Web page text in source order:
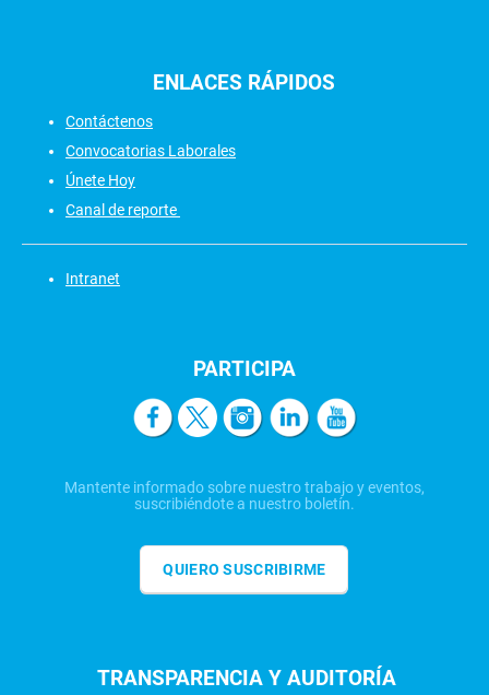
ENLACES RÁPIDOS
Contáctenos
Convocatorias Laborales
Únete Hoy
Canal de reporte
Intranet
PARTICIPA
Mantente informado sobre nuestro trabajo y eventos,
suscribiéndote a nuestro boletín.
QUIERO SUSCRIBIRME
TRANSPARENCIA Y AUDITORÍA